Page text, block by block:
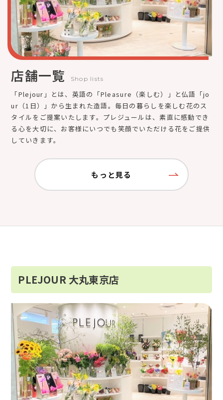
店舗一覧 Shop lists
「Plejour」とは、英語の「Pleasure（楽しむ）」と仏語「jo
ur（1日）」から生まれた造語。毎日の暮らしを楽しむ花のス
タイルをご提案いたします。プレジュールは、素直に感動でき
る心を大切に、お客様にいつでも笑顔でいただける花をご提供
していきます。
もっと見る
PLEJOUR 大丸東京店